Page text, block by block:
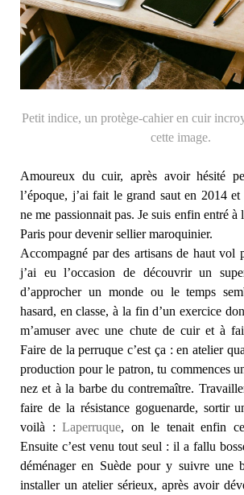
Petit indice, un protège-cahier en cuir
cette image.
Amoureux du cuir, après avoir hésité
l’époque, j’ai fait le grand saut en 2014
ne me passionnait pas. Je suis enfin entré
Paris pour devenir sellier maroquinier.
Accompagné par des artisans de haut vol
j’ai eu l’occasion de découvrir un
d’approcher un monde ou le temps
hasard, en classe, à la fin d’un exercice
m’amuser avec une chute de cuir et à
Faire de la perruque c’est ça : en atelier
production pour le patron, tu commences
nez et à la barbe du contremaître.
faire de la résistance goguenarde, sortir
voilà : Laperruque, on le tenait enfin
Ensuite c’est venu tout seul : il a fallu
déménager en Suède pour y suivre une
installer un atelier sérieux, après avoir